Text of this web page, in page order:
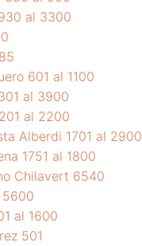
al 3300
601 al 1100
al 3900
al 2200
Alberdi 1701 al 2900
1751 al 1800
Chilavert 6540
5600
al 1600
501